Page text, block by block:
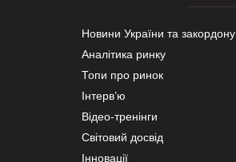
Новини України та закордону
Аналітика ринку
Топи про ринок
Інтерв’ю
Відео-тренінги
Світовий досвід
Інновації